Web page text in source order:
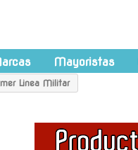
Mayoristas
Linea Militar